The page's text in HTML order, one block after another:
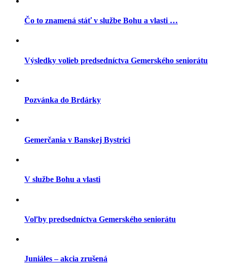
Čo to znamená stáť v službe Bohu a vlasti …
Výsledky volieb predsedníctva Gemerského seniorátu
Pozvánka do Brdárky
Gemerčania v Banskej Bystrici
V službe Bohu a vlasti
Voľby predsedníctva Gemerského seniorátu
Juniáles – akcia zrušená